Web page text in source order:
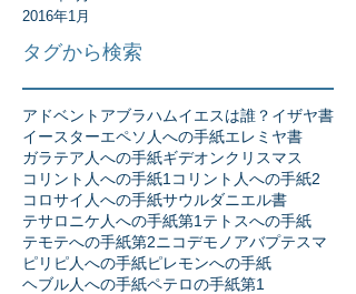
2016年1月
タグから検索
アドベント アブラハムイエスは誰？ イザヤ書
イースターエペソ人への手紙エレミヤ書
ガラテア人への手紙ギデオンクリスマス
コリント人への手紙1 コリント人への手紙2
コロサイ人への手紙サウルダニエル書
テサロニケ人への手紙第1 テトスへの手紙
テモテへの手紙第2ニコデモ ノアバプテスマ
ピリピ人への手紙ピレモンへの手紙
ヘブル人への手紙ペテロの手紙第1